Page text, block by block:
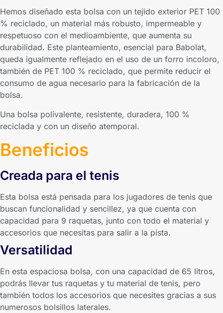
Hemos diseñado esta bolsa con un tejido exterior PET 100
% reciclado, un material más robusto, impermeable y
respetuoso con el medioambiente, que aumenta su
durabilidad. Este planteamiento, esencial para Babolat,
queda igualmente reflejado en el uso de un forro incoloro,
también de PET 100 % reciclado, que permite reducir el
consumo de agua necesario para la fabricación de la
bolsa.
Una bolsa polivalente, resistente, duradera, 100 %
reciclada y con un diseño atemporal.
Beneficios
Creada para el tenis
Esta bolsa está pensada para los jugadores de tenis que
buscan funcionalidad y sencillez, ya que cuenta con
capacidad para 9 raquetas, junto con todo el material y
accesorios que necesitas para salir a la pista.
Versatilidad
En esta espaciosa bolsa, con una capacidad de 65 litros,
podrás llevar tus raquetas y tu material de tenis, pero
también todos los accesorios que necesites gracias a sus
numerosos bolsillos laterales.